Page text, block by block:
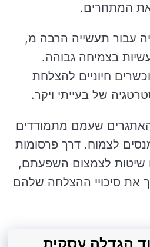
המתחרים.
עבור תעשייה הרבה מ,
בצמיחה גבוהה.
חיוניים להצלחת
של בעייתי ויקר.
שעמם מתמודדים
לצמוח. דרך פרסומות
שיטות לצמצום השפעתם,
את סיכויי ההצלחה שלהם